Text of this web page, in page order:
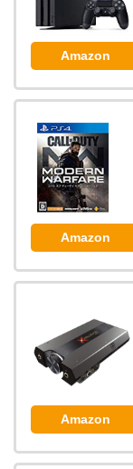
Amazon
Amazon
Amazon